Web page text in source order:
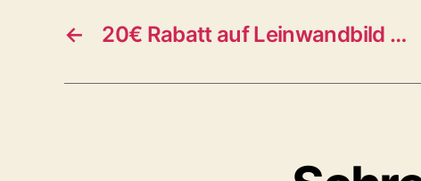
← 20€ Rabatt auf Leinwandbild …